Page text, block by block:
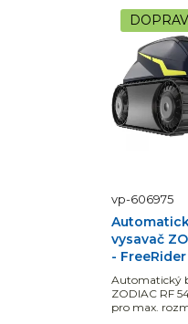
vp-606975
vysavač
- FreeRider
Automatický
ZODIAC RF
pro max.